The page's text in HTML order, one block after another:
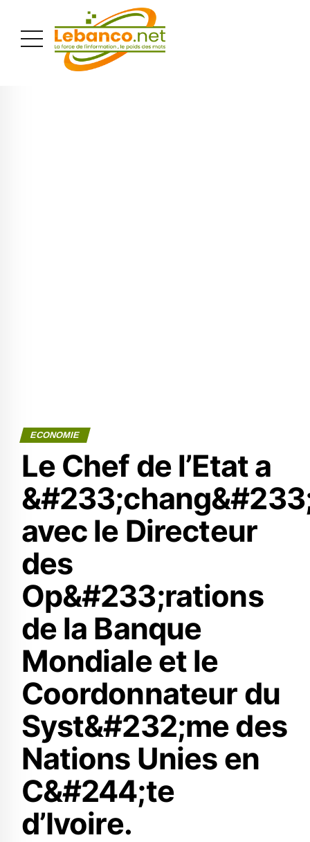
ECONOMIE
Le Chef de l’Etat a
avec le Directeur
des
Op&#233;rations
de la Banque
Mondiale et le
Coordonnateur du
Syst&#232;me des
Nations Unies en
C&#244;te
d’Ivoire.